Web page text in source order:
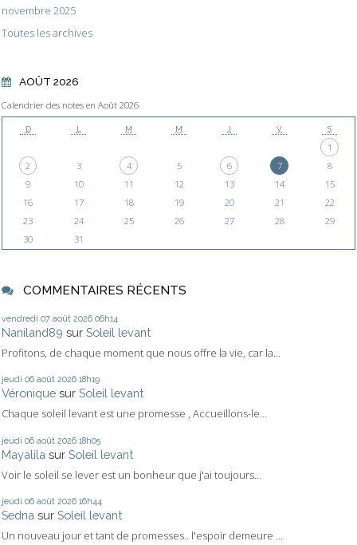
novembre 2025
Toutes les archives
AOÛT 2026
Calendrier des notes en Août 2026
D L M M J V S
1
2
3 4 5 6 7
8
9
10 11 12 13 14
15
16
17 18 19 20 21
22
23
24 25 26 27 28
29
30
31
COMMENTAIRES RÉCENTS
vendredi 07 août 2026 06h14
Naniland89 sur Soleil levant
Profitons, de chaque moment que nous offre la vie, car la...
jeudi 06 août 2026 18h19
Véronique sur Soleil levant
Chaque soleil levant est une promesse , Accueillons-le...
jeudi 06 août 2026 18h05
Mayalila sur Soleil levant
Voir le soleil se lever est un bonheur que j'ai toujours...
jeudi 06 août 2026 16h44
Sedna sur Soleil levant
Un nouveau jour et tant de promesses.. l'espoir demeure ...